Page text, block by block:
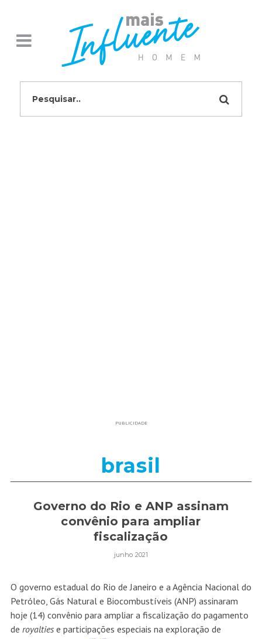
PUBLICIDADE
brasil
Governo do Rio e ANP assinam
convênio para ampliar
fiscalização
junho 2021
O governo estadual do Rio de Janeiro e a Agência Nacional do
Petróleo, Gás Natural e Biocombustíveis (ANP) assinaram
hoje (14) convênio para ampliar a fiscalização do pagamento
de royalties e participações especiais na exploração de